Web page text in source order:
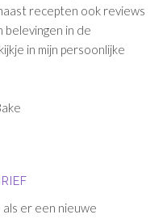
recepten ook reviews
belevingen in de
in mijn persoonlijke
als er een nieuwe